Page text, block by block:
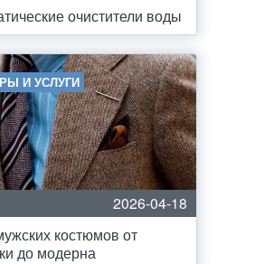
очистители воды
И УСЛУГИ
2026-04-18
костюмов от
до модерна